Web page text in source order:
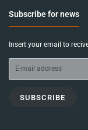
Subscribe for news
Insert your email to
SUBSCRIBE